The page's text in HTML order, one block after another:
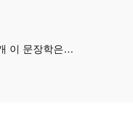
이 문장학은…